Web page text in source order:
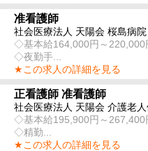
准看護師
社会医療法人 天陽会 桜島病
◇基本給164,000円～220,000
◇夜勤手...
★この求人の詳細を見る
正看護師 准看護師
社会医療法人 天陽会 介護老
◇基本給195,900円～267,400
◇精勤...
★この求人の詳細を見る